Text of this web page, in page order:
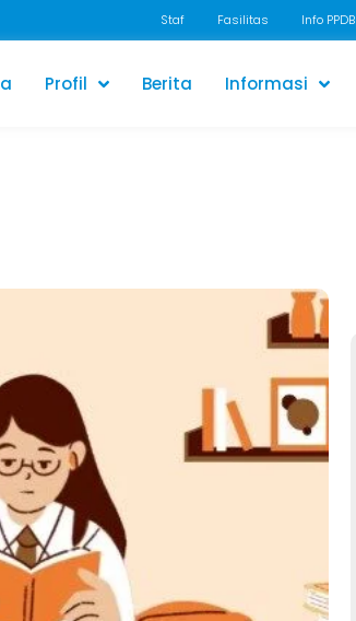
Staf Fasilitas Info PPDB
Profil Berita Informasi